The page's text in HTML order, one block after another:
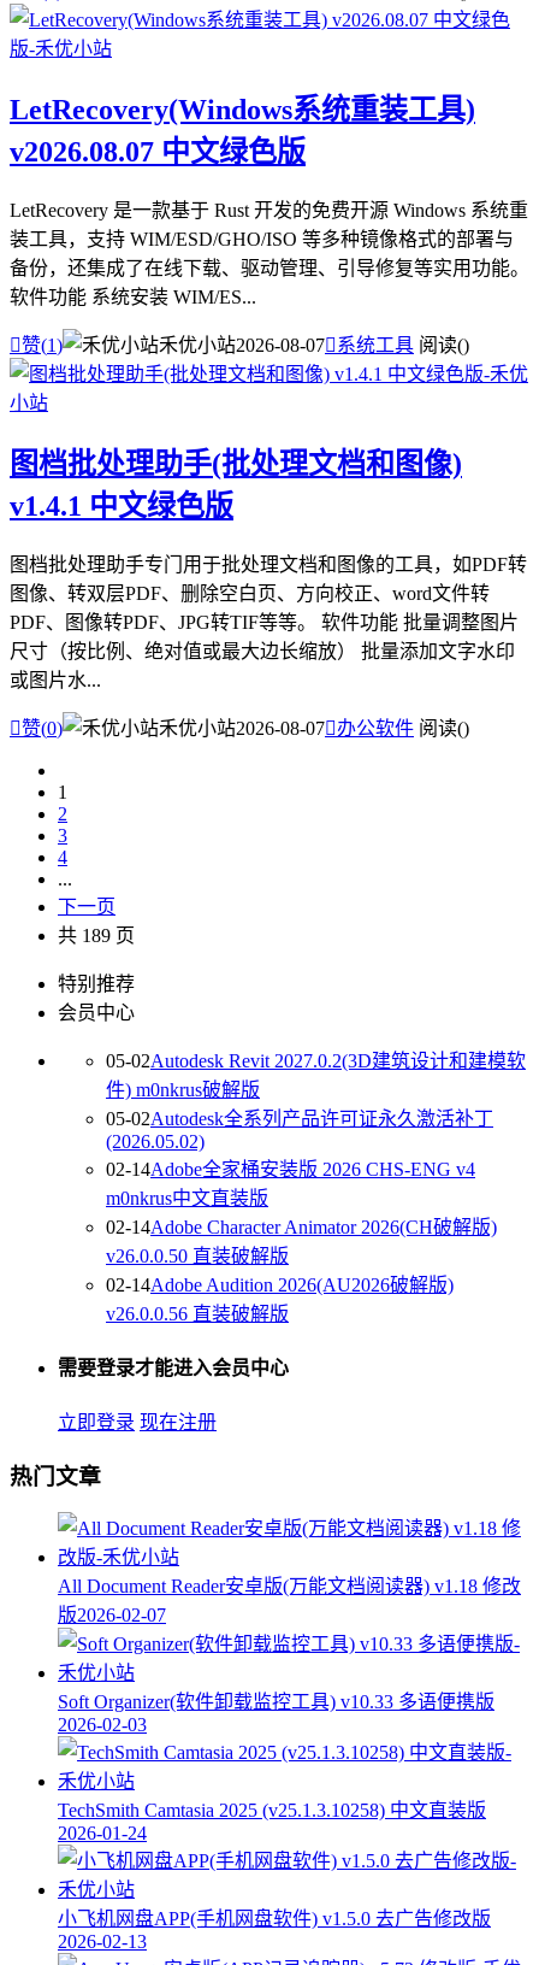
LetRecovery(Windows系统重装工具)
v2026.08.07 中文绿色版
LetRecovery 是一款基于 Rust 开发的免费开源 Windows 系统重
装工具，支持 WIM/ESD/GHO/ISO 等多种镜像格式的部署与
备份，还集成了在线下载、驱动管理、引导修复等实用功能。
软件功能 系统安装 WIM/ES...
赞(1) 禾优小站2026-08-07系统工具 阅读()
图档批处理助手(批处理文档和图像)
v1.4.1 中文绿色版
图档批处理助手专门用于批处理文档和图像的工具，如PDF转
图像、转双层PDF、删除空白页、方向校正、word文件转
PDF、图像转PDF、JPG转TIF等等。 软件功能 批量调整图片
尺寸（按比例、绝对值或最大边长缩放） 批量添加文字水印
或图片水...
赞(0) 禾优小站2026-08-07办公软件 阅读()
1
2
3
4
...
下一页
共 189 页
特别推荐
会员中心
05-02Autodesk Revit 2027.0.2(3D建筑设计和建模软
件) m0nkrus破解版
05-02Autodesk全系列产品许可证永久激活补丁
(2026.05.02)
02-14Adobe全家桶安装版 2026 CHS-ENG v4
m0nkrus中文直装版
02-14Adobe Character Animator 2026(CH破解版)
v26.0.0.50 直装破解版
02-14Adobe Audition 2026(AU2026破解版)
v26.0.0.56 直装破解版
需要登录才能进入会员中心
立即登录 现在注册
热门文章
All Document Reader安卓版(万能文档阅读器) v1.18 修改
版2026-02-07
Soft Organizer(软件卸载监控工具) v10.33 多语便携版
2026-02-03
TechSmith Camtasia 2025 (v25.1.3.10258) 中文直装版
2026-01-24
小飞机网盘APP(手机网盘软件) v1.5.0 去广告修改版
2026-02-13